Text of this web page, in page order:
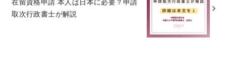
取次行政書士が解説